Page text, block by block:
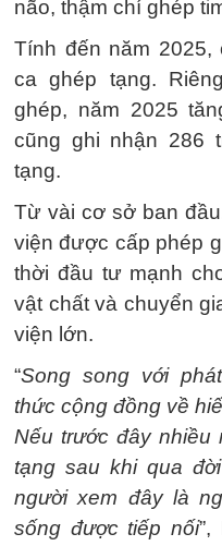
não, thậm chí ghép
Tính đến năm
ca ghép tạng.
ghép, năm 2025
cũng ghi nhận 286
tạng.
Từ vài cơ sở ban
viện được cấp phép
thời đầu tư mạnh
vật chất và chuyển
viện lớn.
“Song song với
thức cộng đồng về
Nếu trước đây nhiều
tạng sau khi qua
người xem đây là
sống được tiếp nối”,